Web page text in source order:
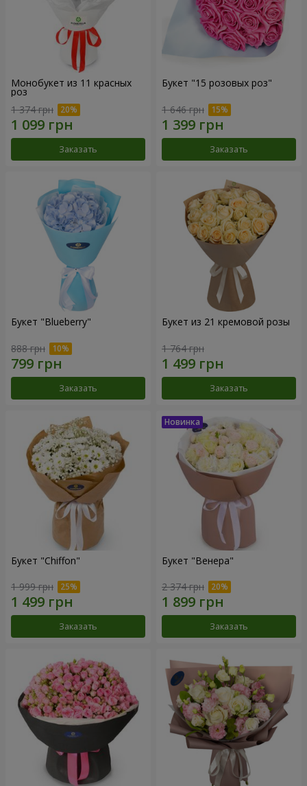
Монобукет из 11 красных
роз
1 374 грн
Заказать
Букет "15 розовых роз"
1 646 грн
Заказать
Букет "Blueberry"
888 грн
Заказать
Букет из 21 кремовой розы
1 764 грн
Заказать
Букет "Chiffon"
1 999 грн
Заказать
Букет "Венера"
2 374 грн
Заказать